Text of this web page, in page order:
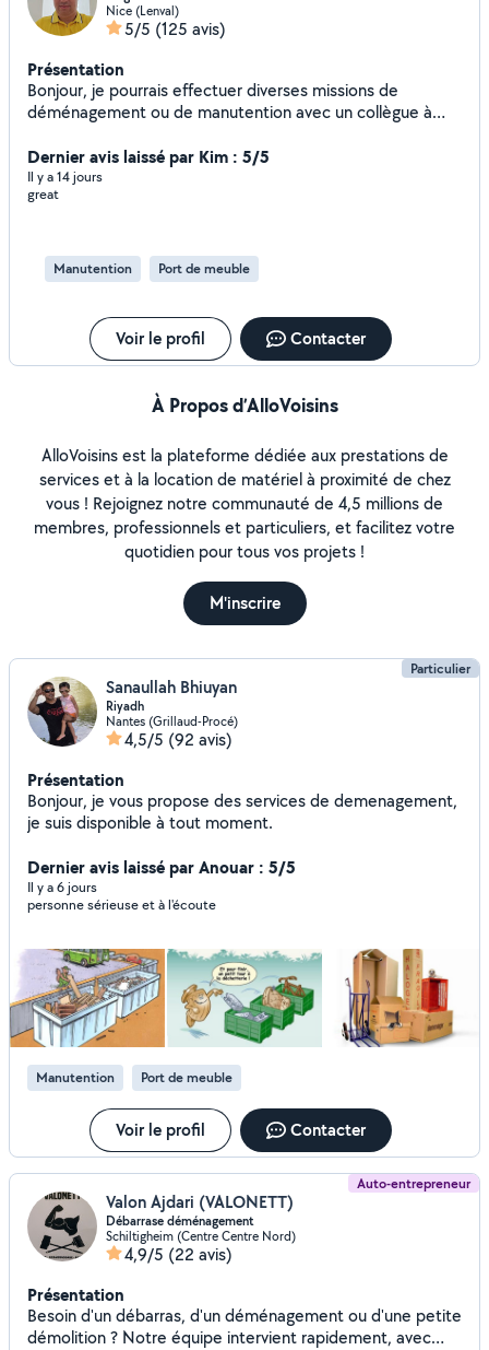
Nice (Lenval)
5/5 (125 avis)
Présentation
Bonjour, je pourrais effectuer diverses missions de
déménagement ou de manutention avec un collègue à
D'après midi, samedi ou. dimanche car j'ai un travail fixe la
semaine.Je suis quelqu'un de très dynamique, souriant,
sociable, serviable, à l'écoute sérieux et surtout ponctuel.
supplémentaire. Bien cordialement Stéphane
Dernier avis laissé par Kim : 5/5
Il y a 14 jours
great
Manutention Port de meuble
Voir le profil Contacter
À Propos d’AlloVoisins
AlloVoisins est la plateforme dédiée aux prestations de
services et à la location de matériel à proximité de chez
vous ! Rejoignez notre communauté de 4,5 millions de
membres, professionnels et particuliers, et facilitez votre
quotidien pour tous vos projets !
M'inscrire
Particulier
Sanaullah Bhiuyan
Riyadh
Nantes (Grillaud-Procé)
4,5/5 (92 avis)
Présentation
Bonjour, je vous propose des services de demenagement,
je suis disponible à tout moment.
Dernier avis laissé par Anouar : 5/5
Il y a 6 jours
personne sérieuse et à l'écoute
Manutention Port de meuble
Voir le profil Contacter
Auto-entrepreneur
Valon Ajdari (VALONETT)
Débarrase déménagement
Schiltigheim (Centre Centre Nord)
4,9/5 (22 avis)
Présentation
Besoin d'un débarras, d'un déménagement ou d'une petite
démolition ? Notre équipe intervient rapidement, avec